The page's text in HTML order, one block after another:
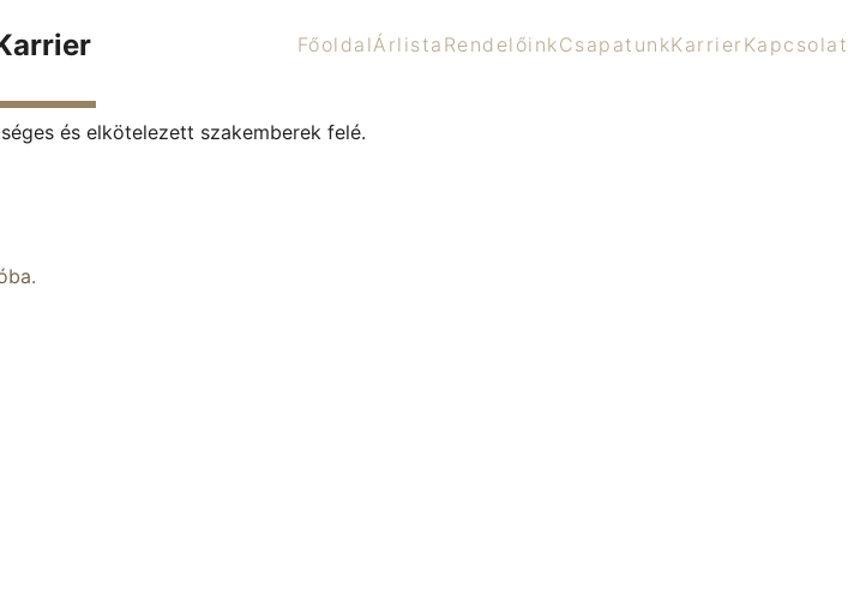
FőoldalÁrlista RendelőinkCsapatunkKarrierKapcsolat
és elkötelezett szakemberek felé.